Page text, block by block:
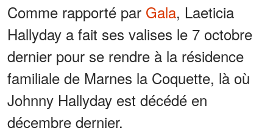
Comme rapporté par Gala, Laeticia
Hallyday a fait ses valises le 7 octobre
dernier pour se rendre à la résidence
familiale de Marnes la Coquette, là où
Johnny Hallyday est décédé en
décembre dernier.